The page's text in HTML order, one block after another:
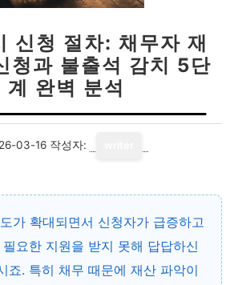
신청 절차: 채무자 재
청과 불출석 감치 5단
계 완벽 분석
03-16 작성자:
가 확대되면서 신청자가 급증하고
요한 지원을 받지 못해 답답하신
죠. 특히 채무 때문에 재산 파악이